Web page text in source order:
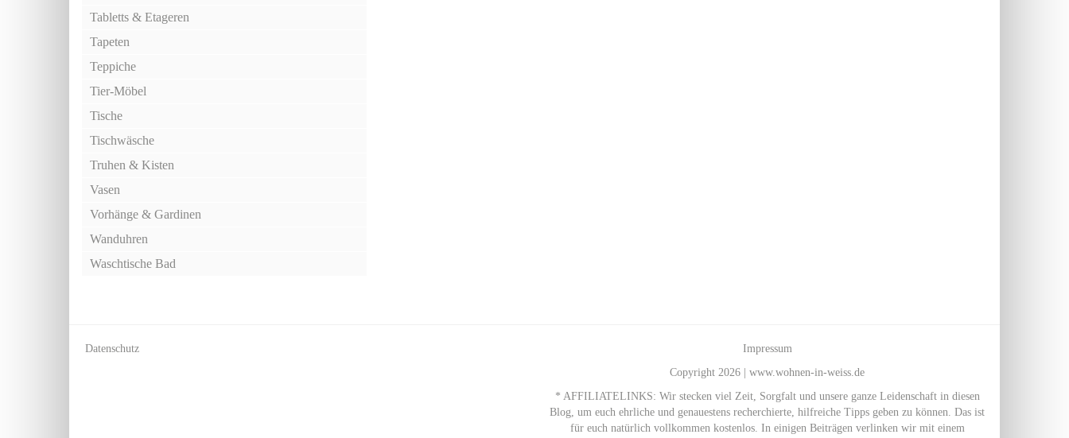
Tabletts & Etageren
Tapeten
Teppiche
Tier-Möbel
Tische
Tischwäsche
Truhen & Kisten
Vasen
Vorhänge & Gardinen
Wanduhren
Waschtische Bad
Datenschutz
Impressum
Copyright 2026 | www.wohnen-in-weiss.de
* AFFILIATELINKS: Wir stecken viel Zeit, Sorgfalt und unsere ganze Leidenschaft in diesen
Blog, um euch ehrliche und genauestens recherchierte, hilfreiche Tipps geben zu können. Das ist
für euch natürlich vollkommen kostenlos. In einigen Beiträgen verlinken wir mit einem